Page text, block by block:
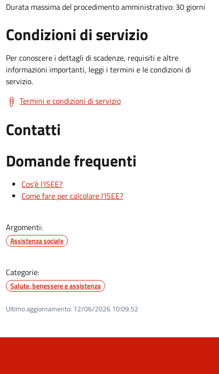
Durata massima del procedimento amministrativo: 30 giorni
Condizioni di servizio
Per conoscere i dettagli di scadenze, requisiti e altre
informazioni importanti, leggi i termini e le condizioni di
servizio.
Termini e condizioni di servizio
Contatti
Domande frequenti
Cos'è l'ISEE?
Come fare per calcolare l'ISEE?
Argomenti:
Assistenza sociale
Categorie:
Salute, benessere e assistenza
Ultimo aggiornamento: 12/06/2026 10:09.52